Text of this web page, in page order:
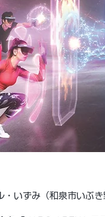
いずみ（和泉市いぶ